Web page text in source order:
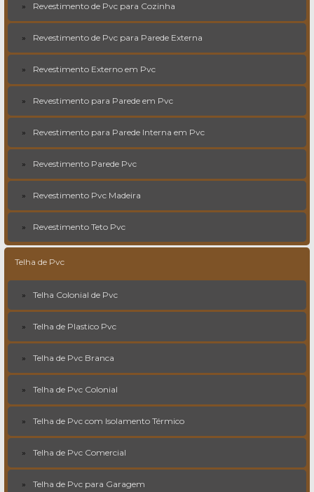
Revestimento de Pvc para Cozinha
Revestimento de Pvc para Parede Externa
Revestimento Externo em Pvc
Revestimento para Parede em Pvc
Revestimento para Parede Interna em Pvc
Revestimento Parede Pvc
Revestimento Pvc Madeira
Revestimento Teto Pvc
Telha de Pvc
Telha Colonial de Pvc
Telha de Plastico Pvc
Telha de Pvc Branca
Telha de Pvc Colonial
Telha de Pvc com Isolamento Térmico
Telha de Pvc Comercial
Telha de Pvc para Garagem